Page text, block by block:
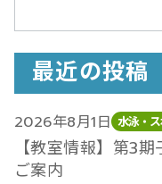
索
最近の投稿
2026年8月1日 水泳・
【教室情報】第3
ご案内